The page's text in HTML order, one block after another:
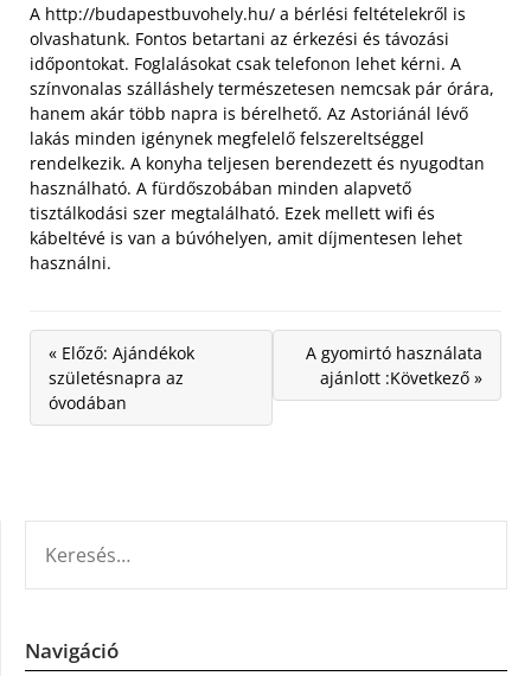
A http://budapestbuvohely.hu/ a bérlési feltételekről is
olvashatunk. Fontos betartani az érkezési és távozási
időpontokat. Foglalásokat csak telefonon lehet kérni. A
színvonalas szálláshely természetesen nemcsak pár órára,
hanem akár több napra is bérelhető. Az Astoriánál lévő
lakás minden igénynek megfelelő felszereltséggel
rendelkezik. A konyha teljesen berendezett és nyugodtan
használható. A fürdőszobában minden alapvető
tisztálkodási szer megtalálható. Ezek mellett wifi és
kábeltévé is van a búvóhelyen, amit díjmentesen lehet
használni.
« Előző: Ajándékok
születésnapra az
óvodában
A gyomirtó használata
ajánlott :Következő »
Navigáció